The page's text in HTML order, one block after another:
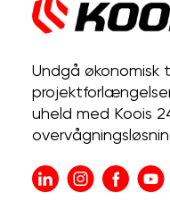
Undgå økonomisk
uheld med Koois